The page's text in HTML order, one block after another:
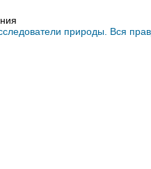
природы. Вся